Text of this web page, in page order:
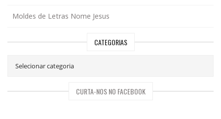
Moldes de Letras Nome Jesus
CATEGORIAS
CURTA-NOS NO FACEBOOK